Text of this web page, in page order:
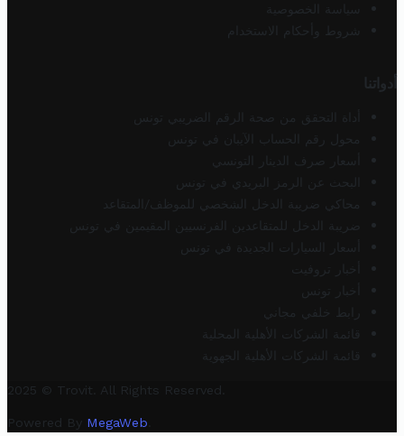
سياسة الخصوصية
شروط وأحكام الاستخدام
أدواتنا
أداة التحقق من صحة الرقم الضريبي تونس
محول رقم الحساب الآيبان في تونس
أسعار صرف الدينار التونسي
البحث عن الرمز البريدي في تونس
محاكي ضريبة الدخل الشخصي للموظف/المتقاعد
ضريبة الدخل للمتقاعدين الفرنسيين المقيمين في تونس
أسعار السيارات الجديدة في تونس
أخبار تروفيت
أخبار تونس
رابط خلفي مجاني
قائمة الشركات الأهلية المحلية
قائمة الشركات الأهلية الجهوية
2025 © Trovit. All Rights Reserved.
Powered By MegaWeb